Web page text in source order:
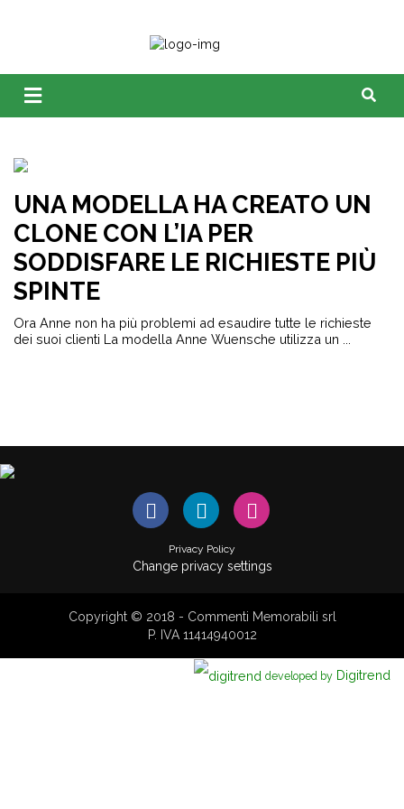
UNA MODELLA HA CREATO UN
CLONE CON L’IA PER
SODDISFARE LE RICHIESTE PIÙ
SPINTE
Ora Anne non ha più problemi ad esaudire tutte le richieste
dei suoi clienti La modella Anne Wuensche utilizza un ...
Privacy Policy
Change privacy settings
Copyright © 2018 - Commenti Memorabili srl
P. IVA 11414940012
developed by Digitrend